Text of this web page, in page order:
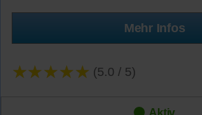
Mehr Infos
★★★★★ (5.0 / 5)
Aktiv